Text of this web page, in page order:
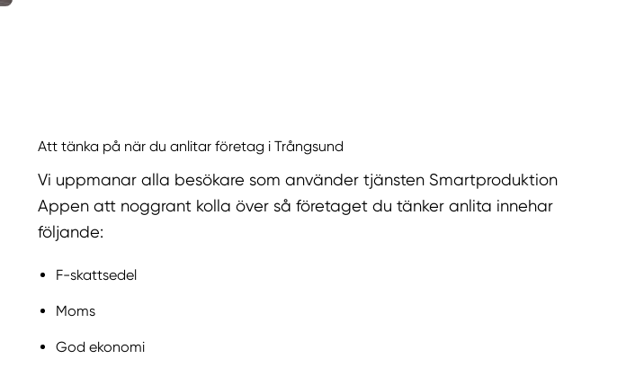
Att tänka på när du anlitar företag i Trångsund
Vi uppmanar alla besökare som använder tjänsten Smartproduktion
Appen att noggrant kolla över så företaget du tänker anlita innehar
följande:
F-skattsedel
Moms
God ekonomi